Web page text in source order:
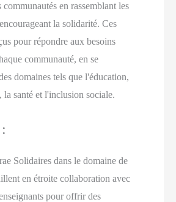
en rassemblant les
la solidarité. Ces
pour répondre aux besoins
communauté, en se
domaines tels que l'éducation,
la santé et l'inclusion sociale.
Solidaires dans le domaine de
en étroite collaboration avec
pour offrir des